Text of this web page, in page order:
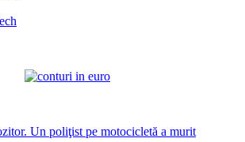
Un poliţist pe motocicletă a murit